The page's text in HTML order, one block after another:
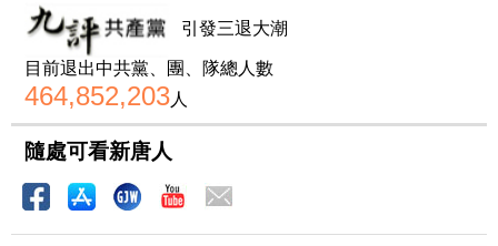
引發三退大潮
目前退出中共黨、團、隊總人數
464,852,203人
隨處可看新唐人